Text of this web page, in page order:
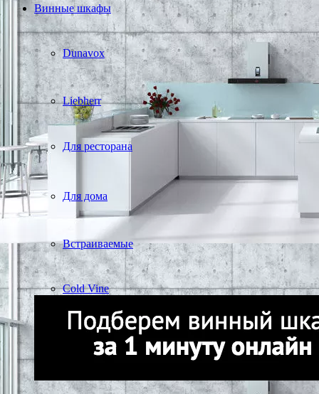
Винные шкафы
Dunavox
Liebherr
Для ресторана
Для дома
Встраиваемые
Cold Vine